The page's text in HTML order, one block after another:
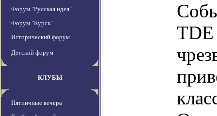
Форум "Русская идея"
Форум "Курск"
Исторический форум
Детский форум
КЛУБЫ
Пятничные вечера
TDE